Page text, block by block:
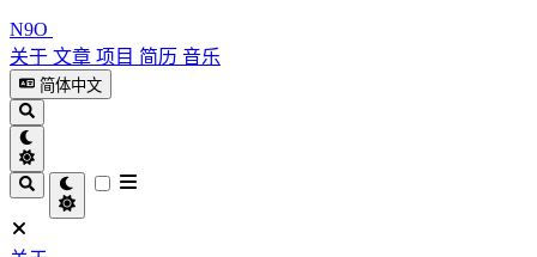
N9O
关于 文章 项目 简历 音乐
简体中文